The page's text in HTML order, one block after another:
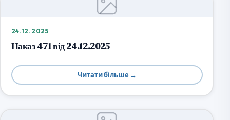
24.12.2025
Наказ 471 від 24.12.2025
Читати більше →